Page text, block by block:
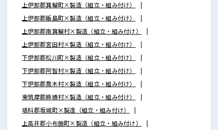
上伊那郡箕輪町×製造（組立・組み付け）
上伊那郡飯島町×製造（組立・組み付け）
上伊那郡南箕輪村×製造（組立・組み付け）
上伊那郡宮田村×製造（組立・組み付け）
下伊那郡松川町×製造（組立・組み付け）
下伊那郡阿智村×製造（組立・組み付け）
下伊那郡喬木村×製造（組立・組み付け）
東筑摩郡麻績村×製造（組立・組み付け）
埴科郡坂城町×製造（組立・組み付け）
上高井郡小布施町×製造（組立・組み付け）